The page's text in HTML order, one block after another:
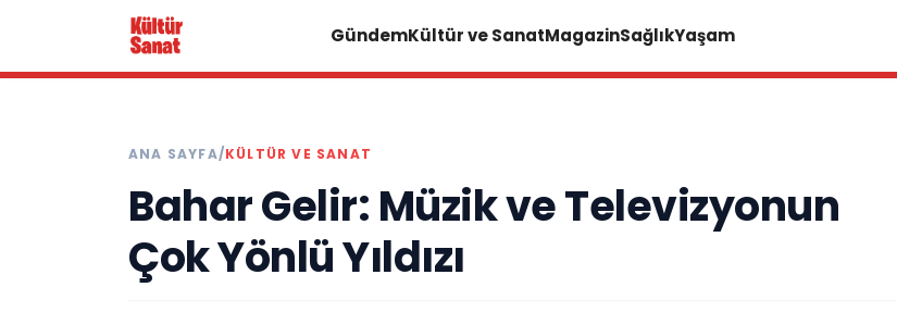
GündemKültür ve SanatMagazinSağlıkYaşam
ANA SAYFA/KÜLTÜR VE SANAT
Bahar Gelir: Müzik ve Televizyonun
Çok Yönlü Yıldızı